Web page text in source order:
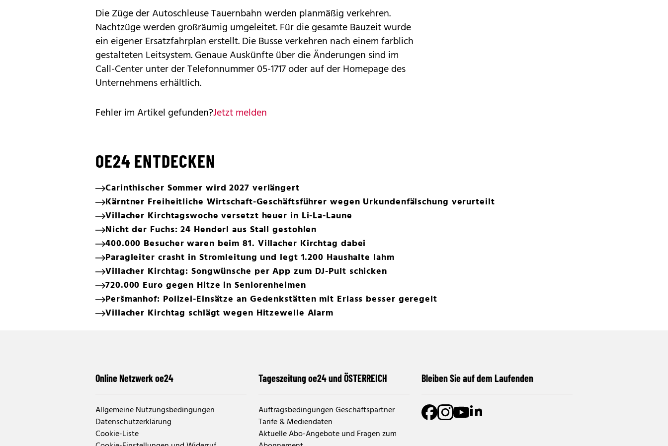
Die Züge der Autoschleuse Tauernbahn werden planmäßig verkehren.
Nachtzüge werden großräumig umgeleitet. Für die gesamte Bauzeit wurde
ein eigener Ersatzfahrplan erstellt. Die Busse verkehren nach einem farblich
gestalteten Leitsystem. Genaue Auskünfte über die Änderungen sind im
Call-Center unter der Telefonnummer 05-1717 oder auf der Homepage des
Unternehmens erhältlich.
Fehler im Artikel gefunden?Jetzt melden
OE24 ENTDECKEN
Carinthischer Sommer wird 2027 verlängert
Kärntner Freiheitliche Wirtschaft-Geschäftsführer wegen Urkundenfälschung verurteilt
Villacher Kirchtagswoche versetzt heuer in Li-La-Laune
Nicht der Fuchs: 24 Henderl aus Stall gestohlen
400.000 Besucher waren beim 81. Villacher Kirchtag dabei
Paragleiter crasht in Stromleitung und legt 1.200 Haushalte lahm
Villacher Kirchtag: Songwünsche per App zum DJ-Pult schicken
720.000 Euro gegen Hitze in Seniorenheimen
Peršmanhof: Polizei-Einsätze an Gedenkstätten mit Erlass besser geregelt
Villacher Kirchtag schlägt wegen Hitzewelle Alarm
Online Netzwerk oe24
Allgemeine Nutzungsbedingungen
Datenschutzerklärung
Cookie-Liste
Tageszeitung oe24 und ÖSTERREICH
Auftragsbedingungen Geschäftspartner
Tarife & Mediendaten
Aktuelle Abo-Angebote und Fragen zum
Bleiben Sie auf dem Laufenden